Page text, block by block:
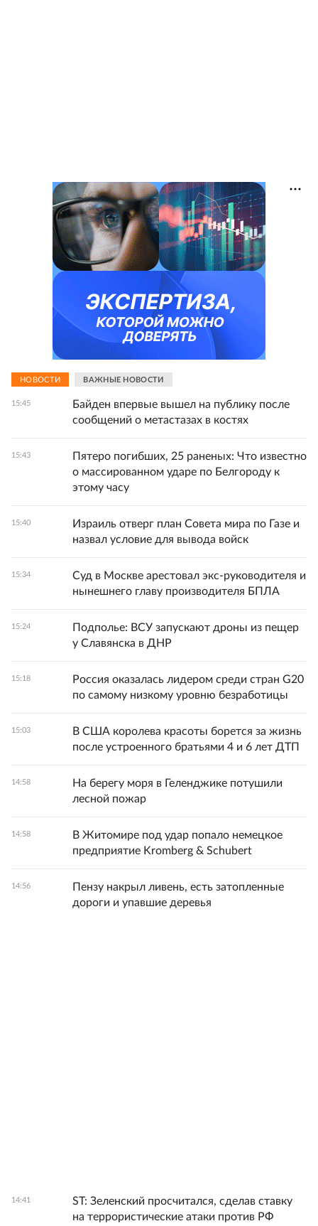
НОВОСТИ ВАЖНЫЕ НОВОСТИ
15:45
Байден впервые вышел на публику после
сообщений о метастазах в костях
15:43
Пятеро погибших, 25 раненых: Что известно
о массированном ударе по Белгороду к
этому часу
15:40
Израиль отверг план Совета мира по Газе и
назвал условие для вывода войск
15:34
Суд в Москве арестовал экс-руководителя и
нынешнего главу производителя БПЛА
15:24
Подполье: ВСУ запускают дроны из пещер
у Славянска в ДНР
15:18
Россия оказалась лидером среди стран G20
по самому низкому уровню безработицы
15:03
В США королева красоты борется за жизнь
после устроенного братьями 4 и 6 лет ДТП
14:58
На берегу моря в Геленджике потушили
лесной пожар
14:58
В Житомире под удар попало немецкое
предприятие Kromberg & Schubert
14:56
Пензу накрыл ливень, есть затопленные
дороги и упавшие деревья
14:41
ST: Зеленский просчитался, сделав ставку
на террористические атаки против РФ